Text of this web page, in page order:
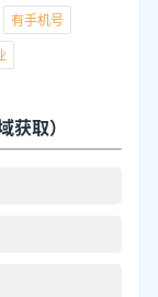
有手机号
取）